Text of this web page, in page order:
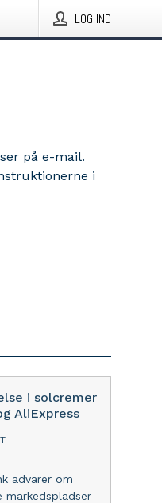
LOG IND
på e-mail.
i
i solcremer
AliExpress
advarer om
markedspladser